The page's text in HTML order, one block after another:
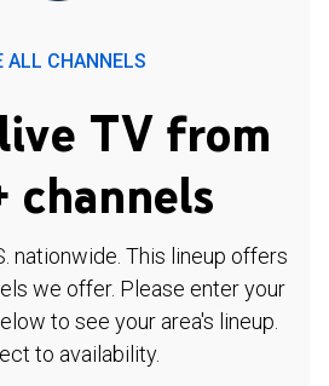
ALL CHANNELS
TV from
channels
nationwide. This lineup offers
we offer. Please enter your
to see your area's lineup.
to availability.